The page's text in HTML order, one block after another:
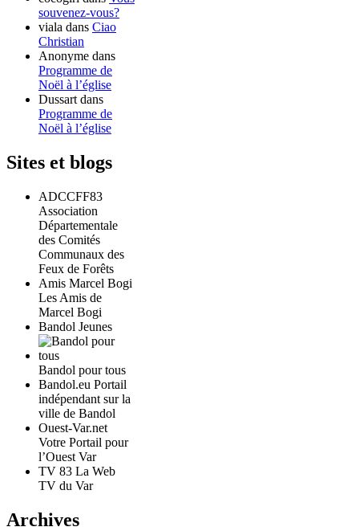
souvenez-vous?
viala dans Ciao
Christian
Anonyme dans
Programme de
Noël à l’église
Dussart dans
Programme de
Noël à l’église
Sites et blogs
ADCCFF83
Association
Départementale
des Comités
Communaux des
Feux de Forêts
Amis Marcel Bogi
Les Amis de
Marcel Bogi
Bandol Jeunes
Bandol pour tous
Bandol.eu Portail
indépendant sur la
ville de Bandol
Ouest-Var.net
Votre Portail pour
l’Ouest Var
TV 83 La Web
TV du Var
Archives